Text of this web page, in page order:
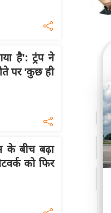
है': ट्रंप ने
पर 'कुछ ही
के बीच बढ़ा
को फिर